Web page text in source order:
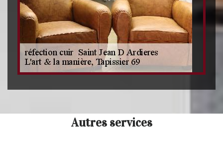
Autres services